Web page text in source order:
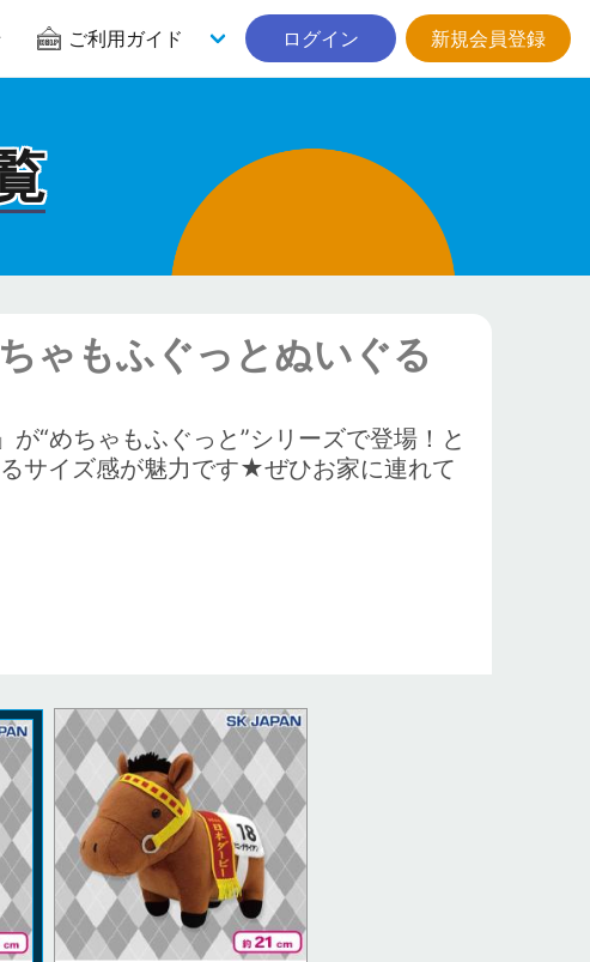
ご利用ガイド ログイン 新規会員登録
ゃもふぐっとぬいぐる
“めちゃもふぐっと”シリーズで登場！と
サイズ感が魅力です★ぜひお家に連れて